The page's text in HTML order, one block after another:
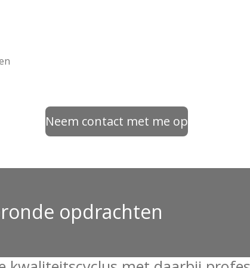
Neem contact met me op
opdrachten